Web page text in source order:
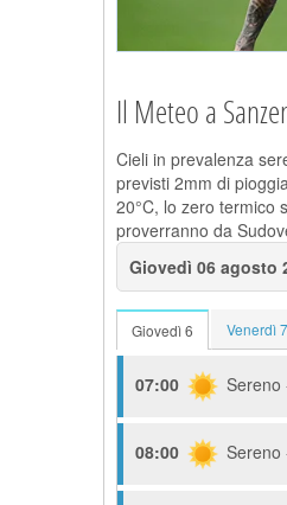
Il Meteo a
Cieli in prevalenza
previsti 2mm di
20°C, lo zero termico
proverranno da
Giovedì 06 agosto
Giovedì 6 Venerdì 7
07:00 Sereno
08:00 Sereno